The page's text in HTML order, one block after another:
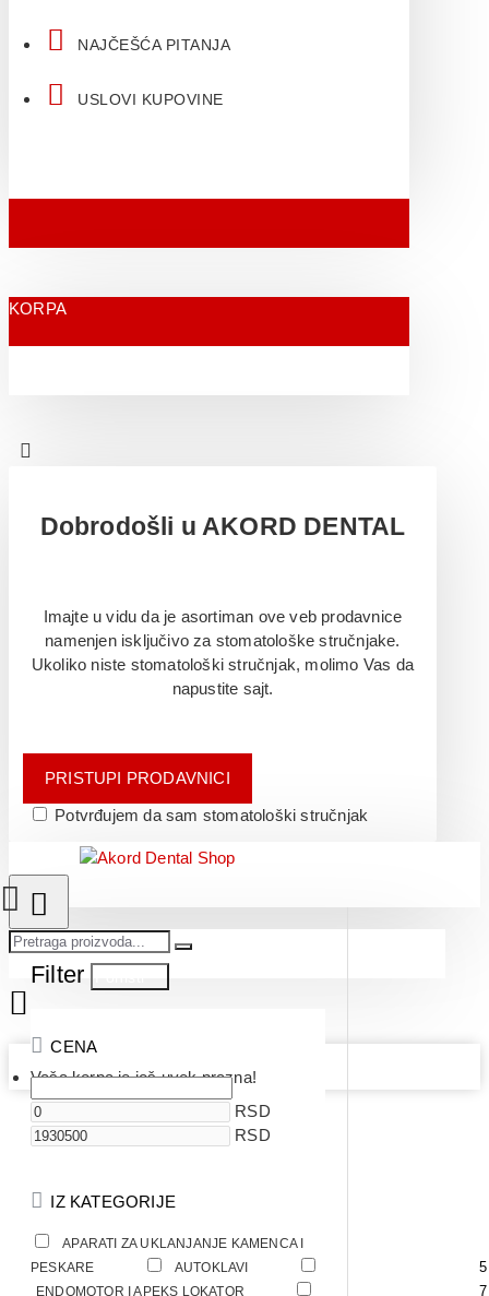
NAJČEŠĆA PITANJA
USLOVI KUPOVINE
KORPA
Dobrodošli u AKORD DENTAL
Imajte u vidu da je asortiman ove veb prodavnice
namenjen isključivo za stomatološke stručnjake.
Ukoliko niste stomatološki stručnjak, molimo Vas da
napustite sajt.
PRISTUPI PRODAVNICI
Potvrđujem da sam stomatološki stručnjak
Vaša korpa je još uvek prazna!
Filter
CENA
RSD
RSD
IZ KATEGORIJE
APARATI ZA UKLANJANJE KAMENCA I
PESKARE
5
AUTOKLAVI 5
ENDOMOTOR I APEKS LOKATOR 7